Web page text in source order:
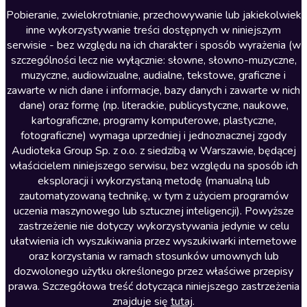
Literatura anglojęzyczna
Literatura faktu
Literatura obyczajowa
Literatura piękna obca
Literatura piękna polska
Nagrania relaksacyjne
Nauka języków
Nauki humanistyczne
Podcasty i audycje
Polityka
Prasa
Religia
Romans
Pobieranie, zwielokrotnianie, przechowywanie lub jakiekolwiek
inne wykorzystywanie treści dostępnych w niniejszym
serwisie - bez względu na ich charakter i sposób wyrażenia (w
szczególności lecz nie wyłącznie: słowne, słowno-muzyczne,
muzyczne, audiowizualne, audialne, tekstowe, graficzne i
zawarte w nich dane i informacje, bazy danych i zawarte w nich
dane) oraz formę (np. literackie, publicystyczne, naukowe,
kartograficzne, programy komputerowe, plastyczne,
fotograficzne) wymaga uprzedniej i jednoznacznej zgody
Audioteka Group Sp. z o.o. z siedzibą w Warszawie, będącej
właścicielem niniejszego serwisu, bez względu na sposób ich
eksploracji i wykorzystaną metodę (manualną lub
zautomatyzowaną technikę, w tym z użyciem programów
uczenia maszynowego lub sztucznej inteligencji). Powyższe
zastrzeżenie nie dotyczy wykorzystywania jedynie w celu
ułatwienia ich wyszukiwania przez wyszukiwarki internetowe
oraz korzystania w ramach stosunków umownych lub
dozwolonego użytku określonego przez właściwe przepisy
prawa. Szczegółowa treść dotycząca niniejszego zastrzeżenia
znajduje się tutaj.